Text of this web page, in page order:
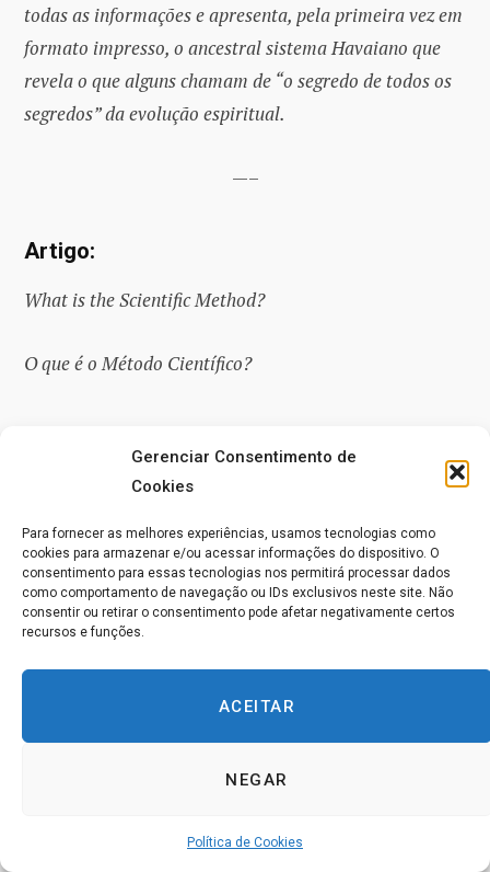
Gerenciar Consentimento de
Cookies
Para fornecer as melhores experiências, usamos tecnologias como
cookies para armazenar e/ou acessar informações do dispositivo. O
consentimento para essas tecnologias nos permitirá processar dados
como comportamento de navegação ou IDs exclusivos neste site. Não
consentir ou retirar o consentimento pode afetar negativamente certos
recursos e funções.
ACEITAR
NEGAR
Política de Cookies
todas as informações e apresenta, pela primeira vez em
formato impresso, o ancestral sistema Havaiano que
revela o que alguns chamam de “o segredo de todos os
segredos” da evolução espiritual.
—–
Artigo:
What is the Scientific Method?
O que é o Método Científico?
Scientific Method – Kahuna Research Group
Tradução livre Projeto OREM® (PO)
“É a marca de uma mente educada ser capaz de
entreter um pensamento sem aceitá-lo.” — atribuído a
Aristóteles
O método científico exige uma mente aberta na coleta e
análise de dados. Os dados ou observações são
direcionar as informações coletadas para uma